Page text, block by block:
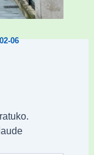
06